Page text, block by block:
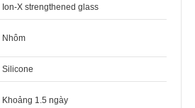
Ion-X strengthened glass
Nhôm
Silicone
Khoảng 1.5 ngày